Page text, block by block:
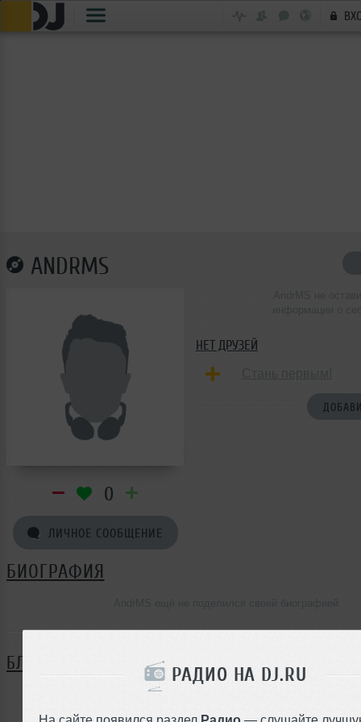
РАДИО НА DJ.RU
На сайте появился раздел Радио — слушайте
ANDRMS
0
ЛИЧНОЕ СООБЩЕНИЕ
НЕТ ДРУЗЕЙ
БИОГРАФИЯ
БЛОГ